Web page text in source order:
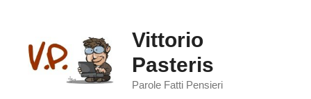
contenuto
Vittorio
Pasteris
Parole Fatti Pensieri